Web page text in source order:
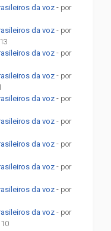
da voz - por
da voz - por
da voz - por
da voz - por
da voz - por
da voz - por
da voz - por
da voz - por
da voz - por
da voz - por